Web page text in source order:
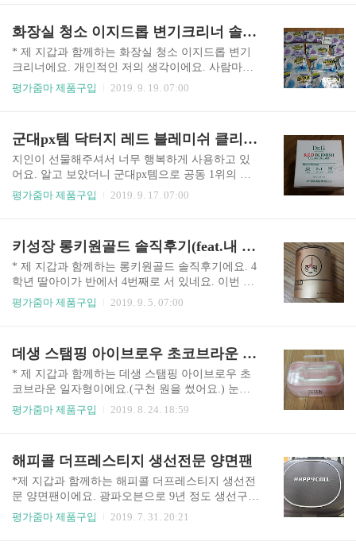
없이 섭취하면 된다고 해요. 실제 먹어보니 가루지
만 물을 꼭..
블라썸 핸드크림&립밥 세트 가격을 찾아보니 15,0
00원이나 하네요. 제가 15,000원에 샀으면 '뭐, 그
정도야'라고 했을 텐데. 저보다 연봉이 반 정도 낮
은 지인에게 받은 선물이다 보니 '왜 이렇게 비싼
것을 주었지'라는 생각이 드네요. 평소에 그 지인에
요. 생각도 하지 못한 선물이라 놀라우면서도 미안
함이 앞서네요. 버..
화장실 청소 이지드롭 변기크리너 솔직후기
* 제 지갑과 함께하는 화장실 청소 이지드롭 변기
크리너에요. 개인적인 저의 생각이에요. 사람마다
다를 수 있으니 재미로 읽어주세요. - 구입 방법: 홈
은 청소이니깐'이라며 돈을 쓴 것을 합리화해 봐요.
벌써 홈쇼핑에서 염경환씨가 광고하는 이지드롭을
2번째로 보게 되네요. 보면서 계속 사고 싶다며 반
복을 했어요. 드디어 오늘 지갑을 열었네요. 배송도
추석 연휴 전에 온다는 것에 사게 되었어요. "오빠,
가져온나." 홈쇼핑에 파는 ..
평가줌마 제품구입 2019. 9. 19. 07:00
군대px템 닥터지 레드 블레미쉬 클리어 크림 솔직후기
지인이 선물해주셔서 너무 행복하게 사용하고 있
어요. 알고 보았더니 군대px템으로 공동 1위의 화
장품이라도 해요. 시중에 파는 닥터지 레드 블레미
레미쉬 클리어 크림은 70ml로 수분 진정, 크림&수
면팩, 피부자극 테스트를 완료했다고 해요. 먼저 닥
터지 블랙 스네일 크림을 사용해보고 너무 만족을
했던 터라 이 제품에 대한 기대감도 높네요. 닥터지
블랙 스네일 크림의 경우 주변 지인 중 군대에 간
은 수분 진정 크림이라고 해요. 민감해진 피부를 짅
정시키고 충분한..
평가줌마 제품구입 2019. 9. 17. 07:00
키성장 롱키원골드 솔직후기(feat.내 지갑)
* 제 지갑과 함께하는 롱키원골드 솔직후기에요. 4
학년 딸아이가 반에서 4번째로 서 있네요. 이번 방
학에는 키를 좀 더 키우자. 키영양제 먹기 6학년쯤
으로 12알을 주는 것을 발견했어요. 무료체험 신청
을 하니 택배비를 3천원 넣어야 하네요. 택배비 3천
원을 넣고 신청을 했어요. 롱키원골드 무료체험을
받고 싶은 분은 이 사진의 핸드폰 번호로 전화를 해
보는 것도 좋을 듯 해요. 자세하게 상담을 해 주시
광고 모델이 박남정이네요. - 롱키원 무료상담전화
1644-76..
평가줌마 제품구입 2019. 9. 5. 07:00
데생 스탬핑 아이브로우 초코브라운 일자형 솔직후기
* 제 지갑과 함께하는 데생 스탬핑 아이브로우 초
코브라운 일자형이에요.(구천 원을 썼어요.) 눈썹
정리도 못할 정도로 화장에는 관심이 없고 솜씨도
운 일자형'을 샀어요. 눈썹 도장을 눈썹을 예쁘게
정리하기 위해서 샀다니. 눈썹 정리를 하다보면 짝
짝이 눈썹이 되는 경우가 많더라고요. 그래서 그 부
분을 방지할 수 있을까 해서 인터넷으로 구매를 했
어요.^^ 설레이는 마음으로 눈썹도장을 기다렸어
평가줌마 제품구입 2019. 8. 24. 18:59
해피콜 더프레스티지 생선전문 양면팬
*제 지갑과 함께하는 해피콜 더프레스티지 생선전
문 양면팬이에요. 광파오븐으로 9년 정도 생선구이
전문으로 사용을 했어요. 그런데 광파오븐은 청소
평가줌마 제품구입 2019. 7. 31. 20:21